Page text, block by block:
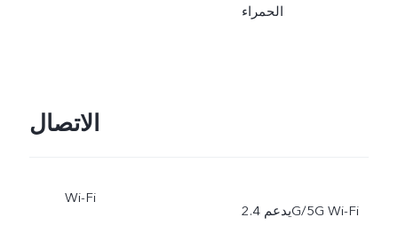
الحمراء
الاتصال
Wi-Fi
يدعم 2.4G/5G Wi-Fi